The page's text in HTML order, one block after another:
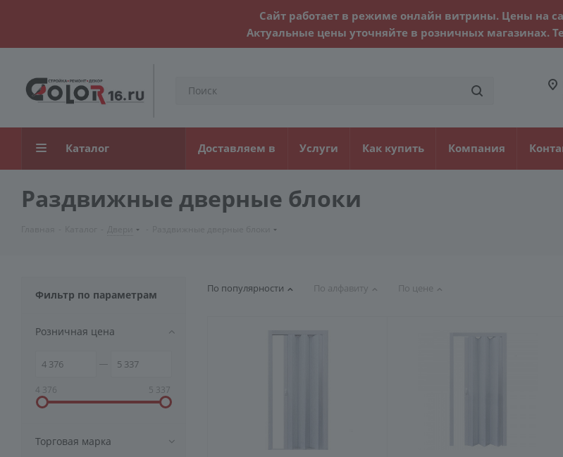
Сайт работает в режиме онлайн витрины. Цены на
Актуальные цены уточняйте в розничных магазинах.
Каталог Доставляем в Услуги Как купить Компания
Раздвижные дверные блоки
По популярности По алфавиту По цене
Фильтр по параметрам
Розничная цена
4 376 5 337
Торговая марка